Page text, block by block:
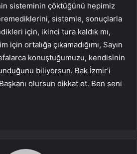
sisteminin çöktüğünü hepimiz
sistemle, sonuçlarla
için, ikinci tura kaldık mı,
için ortalığa çıkamadığımı, Sayın
konuştuğumuzu, kendisinin
biliyorsun. Bak İzmir’i
olursun dikkat et. Ben seni